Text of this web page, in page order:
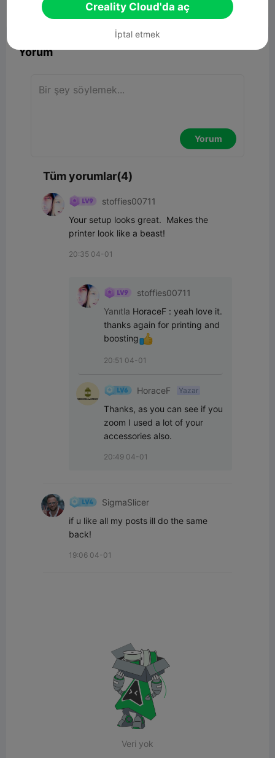
Rapor 8  4
Yorum
Yorum
Tüm yorumlar(4)
stoffies00711
Your setup looks great.  Makes the
printer look like a beast!
20:35 04-01
stoffies00711
Yanıtla HoraceF : yeah love it.
thanks again for printing and
boosting
20:51 04-01
HoraceF Yazar
Thanks, as you can see if you
zoom I used a lot of your
accessories also.
20:49 04-01
SigmaSlicer
if u like all my posts ill do the same
back!
19:06 04-01
Veri yok
Creality Cloud'da aç
İptal etmek